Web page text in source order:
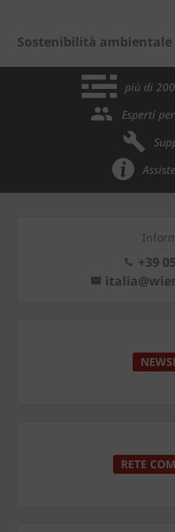
Sostenibilità ambientale
più di
Esperti
+39
RETE